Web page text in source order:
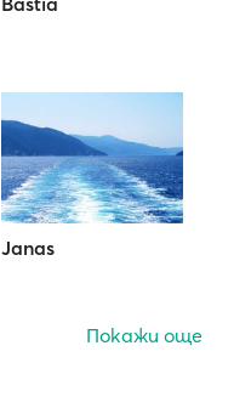
Janas
Покажи още